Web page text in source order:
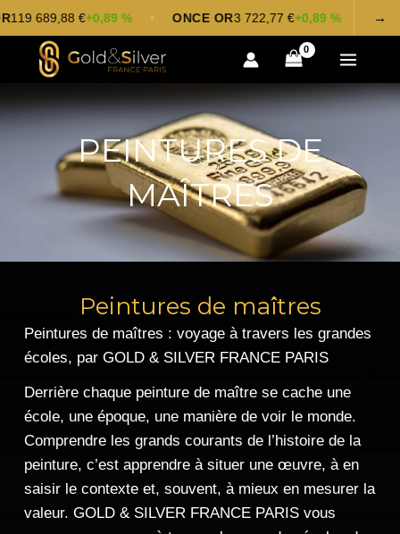
689,88 € +0,89 % • ONCE OR3 722,77 € +0,89 % • →
Aller
au
contenu
PEINTURES DE
MAÎTRES
Peintures de maîtres
Peintures de maîtres : voyage à travers les grandes
écoles, par GOLD & SILVER FRANCE PARIS
Derrière chaque peinture de maître se cache une
école, une époque, une manière de voir le monde.
Comprendre les grands courants de l’histoire de la
peinture, c’est apprendre à situer une œuvre, à en
saisir le contexte et, souvent, à mieux en mesurer la
valeur. GOLD & SILVER FRANCE PARIS vous